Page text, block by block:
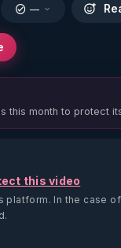
—
this month to protect
this video
platform. In the case